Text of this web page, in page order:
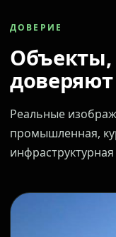
ДОВЕРИЕ
Объекты,
Реальные
промышленная,
инфраструктурная